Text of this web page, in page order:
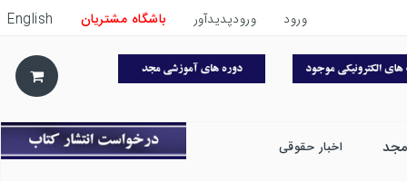
ورود ورودپدیدآور باشگاه مشتریان English
اخبار حقوقی